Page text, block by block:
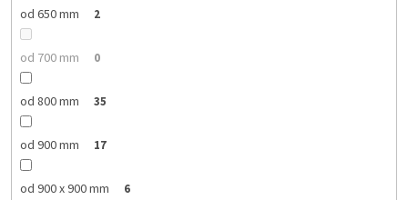
od 650 mm 2
od 700 mm 0
od 800 mm 35
od 900 mm 17
od 900 x 900 mm 6